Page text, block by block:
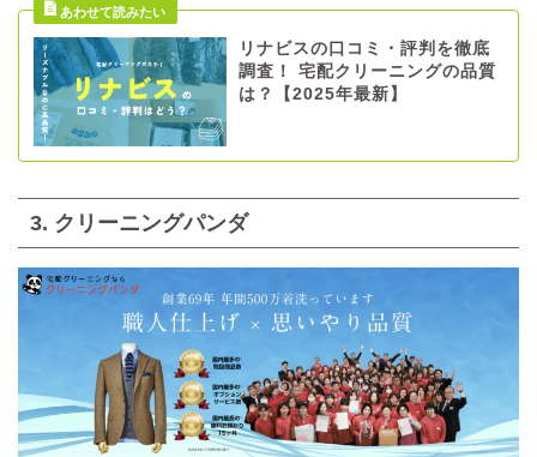
リナビスの口コミ・評判を徹底
調査！ 宅配クリーニングの品質
は？【2025年最新】
3. クリーニングパンダ